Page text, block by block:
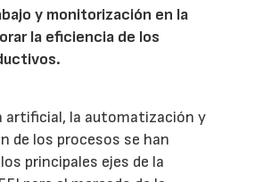
y monitorización en la
la eficiencia de los
artificial, la automatización y
de los procesos se han
principales ejes de la